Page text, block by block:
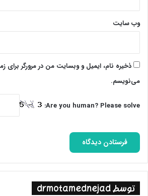
وب‌ سایت
ذخیره نام، ایمیل و وبسایت من در مرورگر برای
می‌نویسم.
Are you human? Please solve:
توسط drmotamednejad